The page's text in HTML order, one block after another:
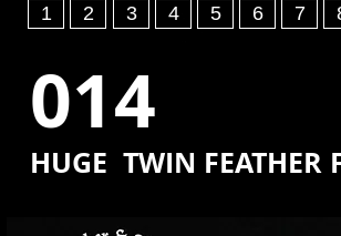
1 2 3 4 5 6 7
​014
HUGE TWIN FEATHER